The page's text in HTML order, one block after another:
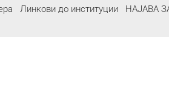
Линкови до институции НАЈАВА